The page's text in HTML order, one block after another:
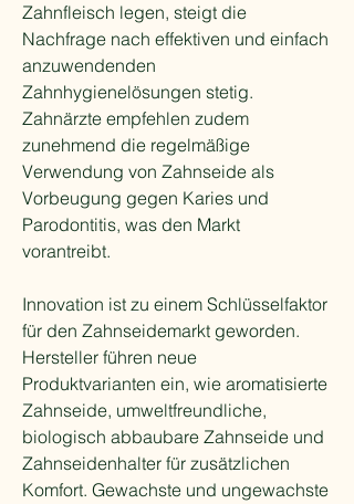
Zahnfleisch legen, steigt die
Nachfrage nach effektiven und einfach
anzuwendenden
Zahnhygienelösungen stetig.
Zahnärzte empfehlen zudem
zunehmend die regelmäßige
Verwendung von Zahnseide als
Vorbeugung gegen Karies und
Parodontitis, was den Markt
vorantreibt.
Innovation ist zu einem Schlüsselfaktor
für den Zahnseidemarkt geworden.
Hersteller führen neue
Produktvarianten ein, wie aromatisierte
Zahnseide, umweltfreundliche,
biologisch abbaubare Zahnseide und
Zahnseidenhalter für zusätzlichen
Komfort. Gewachste und ungewachste